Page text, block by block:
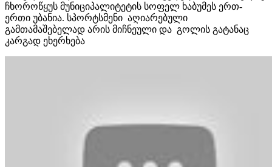
ჩხოროწყუს მუნიციპალიტეტის სოფელ ხაბუმეს ერთ-
ერთი უბანია. სპორტსმენი აღიარებული
გამთამაშებელად არის მიჩნეული და გოლის გატანაც
კარგად ეხერხება